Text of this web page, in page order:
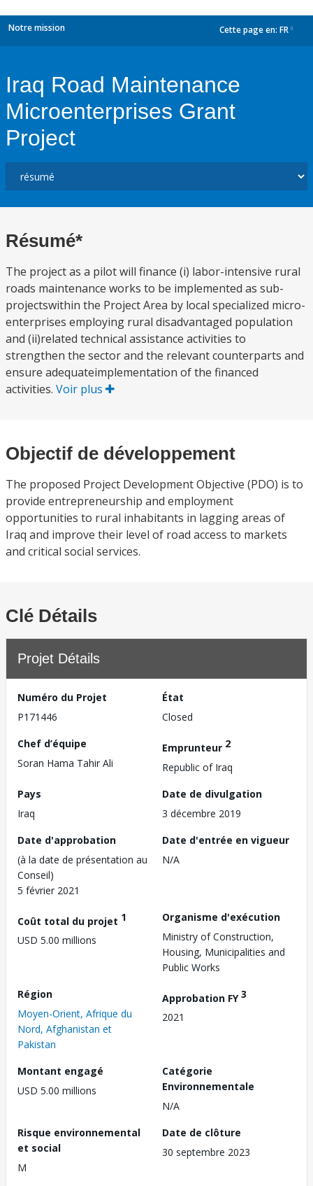
Notre mission Cette page en: FR
Iraq Road Maintenance
Microenterprises Grant
Project
Résumé*
The project as a pilot will finance (i) labor-intensive rural
roads maintenance works to be implemented as sub-
projectswithin the Project Area by local specialized micro-
enterprises employing rural disadvantaged population
and (ii)related technical assistance activities to
strengthen the sector and the relevant counterparts and
ensure adequateimplementation of the financed
activities. Voir plus
Objectif de développement
The proposed Project Development Objective (PDO) is to
provide entrepreneurship and employment
opportunities to rural inhabitants in lagging areas of
Iraq and improve their level of road access to markets
and critical social services.
Clé Détails
Projet Détails
Numéro du Projet
P171446
État
Closed
Chef d’équipe
Soran Hama Tahir Ali
Emprunteur 2
Republic of Iraq
Pays
Iraq
Date de divulgation
3 décembre 2019
Date d'approbation
(à la date de présentation au
Conseil)
5 février 2021
Date d'entrée en vigueur
N/A
Coût total du projet 1
USD 5.00 millions
Organisme d'exécution
Ministry of Construction,
Housing, Municipalities and
Public Works
Région
Moyen-Orient, Afrique du
Nord, Afghanistan et
Pakistan
Approbation FY3
2021
Montant engagé
USD 5.00 millions
Catégorie
Environnementale
N/A
Risque environnemental
et social
M
Date de clôture
30 septembre 2023